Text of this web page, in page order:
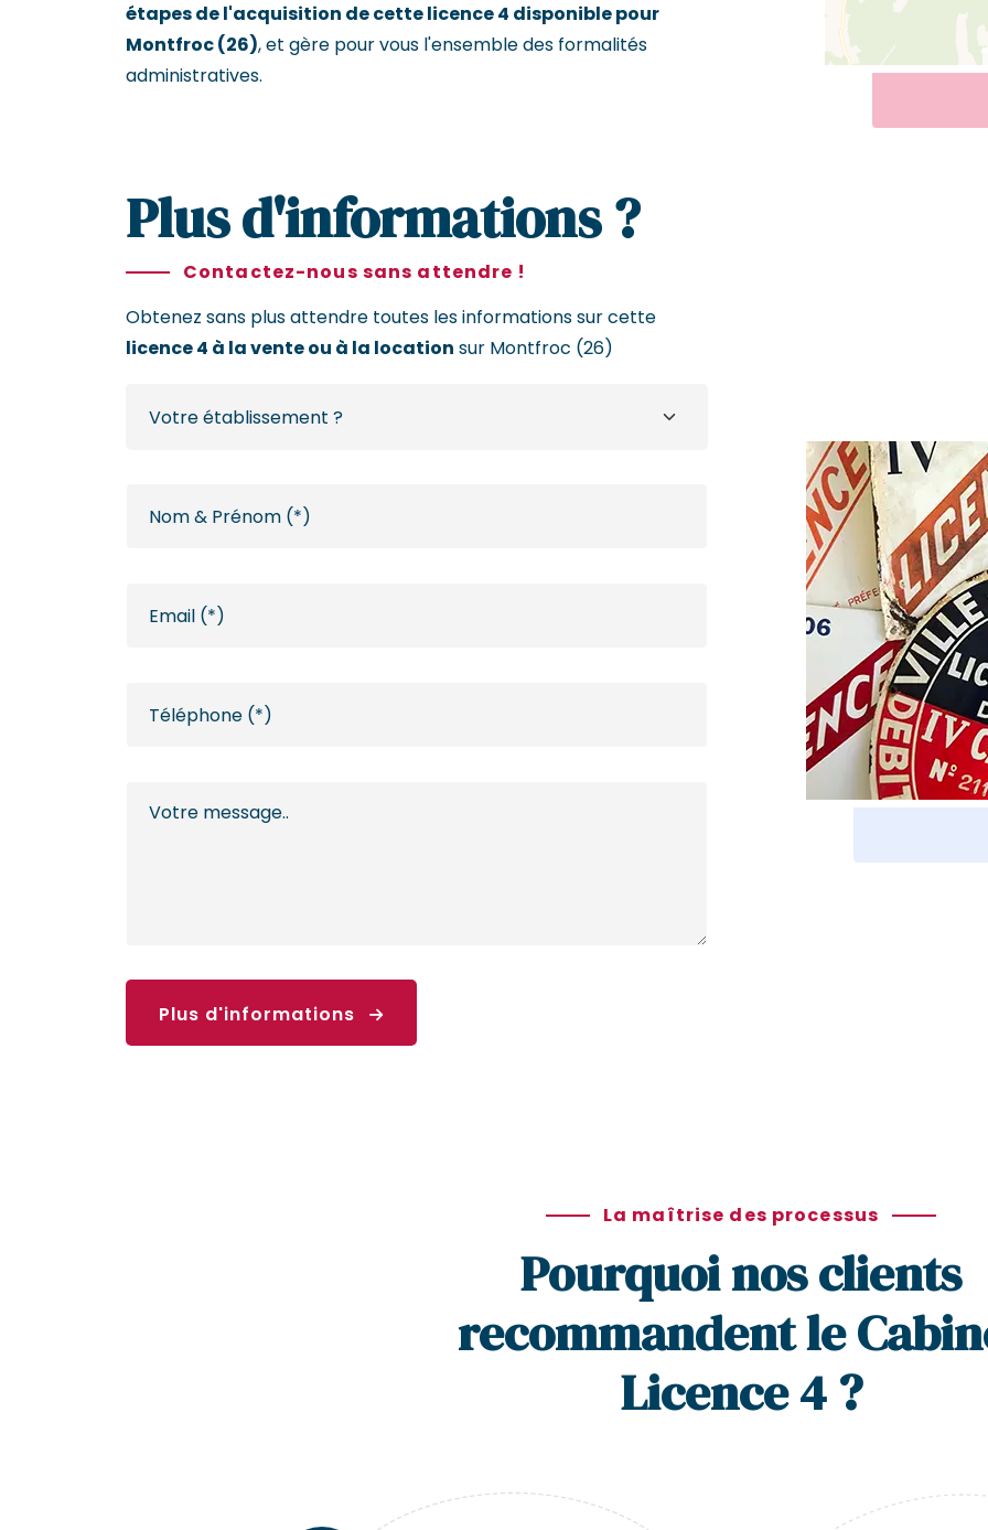
étapes de l'acquisition de cette licence 4 disponible pour
Montfroc (26), et gère pour vous l'ensemble des formalités
administratives.
Plus d'informations ?
Contactez-nous sans attendre !
Obtenez sans plus attendre toutes les informations sur cette
licence 4 à la vente ou à la location sur Montfroc (26)
Plus d'informations
La maîtrise des processus
Pourquoi nos clients
recommandent le
Licence 4 ?